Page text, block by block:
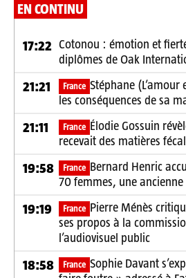
EN CONTINU
17:22 Cotonou : émotion et
diplômes de Oak
21:21 France Stéphane
les conséquences de sa
21:11 France Élodie Gossuin
recevait des matières
19:58 France Bernard Henric
70 femmes, une
19:19 France Pierre Ménès
ses propos à la
l’audiovisuel public
18:58 France Sophie Davant